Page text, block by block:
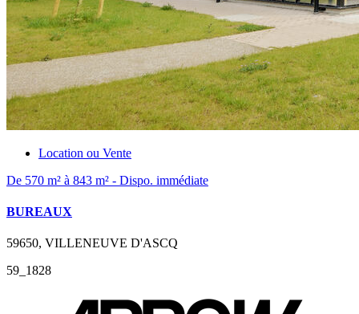
Location ou Vente
De 570 m² à 843 m² - Dispo. immédiate
BUREAUX
59650, VILLENEUVE D'ASCQ
59_1828